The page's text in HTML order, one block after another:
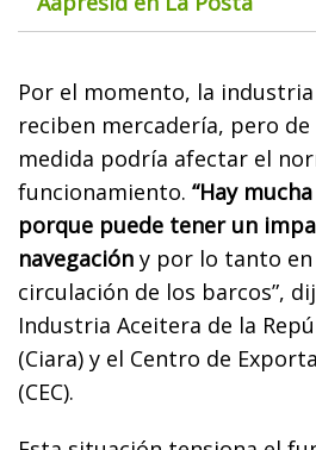
Por el momento, la
reciben mercadería, pero
medida podría afectar el
funcionamiento. “Hay
porque puede tener un
navegación y por lo tanto
circulación de los barcos”,
Industria Aceitera de la
(Ciara) y el Centro de
(CEC).